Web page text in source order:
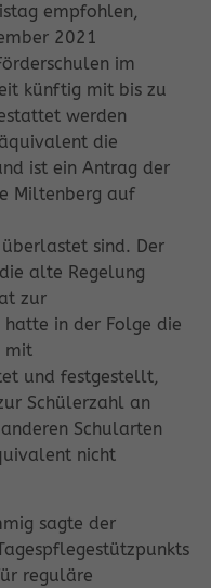
empfohlen,
2021
im
künftig mit bis zu
werden
die
ist ein Antrag der
Miltenberg auf
sind. Der
alte Regelung
zur
in der Folge die
mit
und festgestellt,
Schülerzahl an
Schularten
nicht
sagte der
reguläre